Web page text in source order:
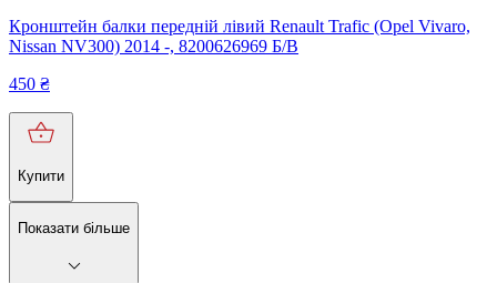
Кронштейн балки передній лівий Renault Trafic (Opel Vivaro,
Nissan NV300) 2014 -, 8200626969 Б/В
450 ₴
Купити
Показати більше